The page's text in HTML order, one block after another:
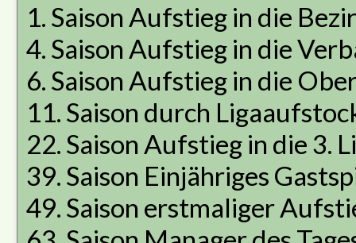
1. Saison Aufstieg in die
4. Saison Aufstieg in die
6. Saison Aufstieg in die
11. Saison durch
22. Saison Aufstieg in die 3.
39. Saison Einjähriges
49. Saison erstmaliger